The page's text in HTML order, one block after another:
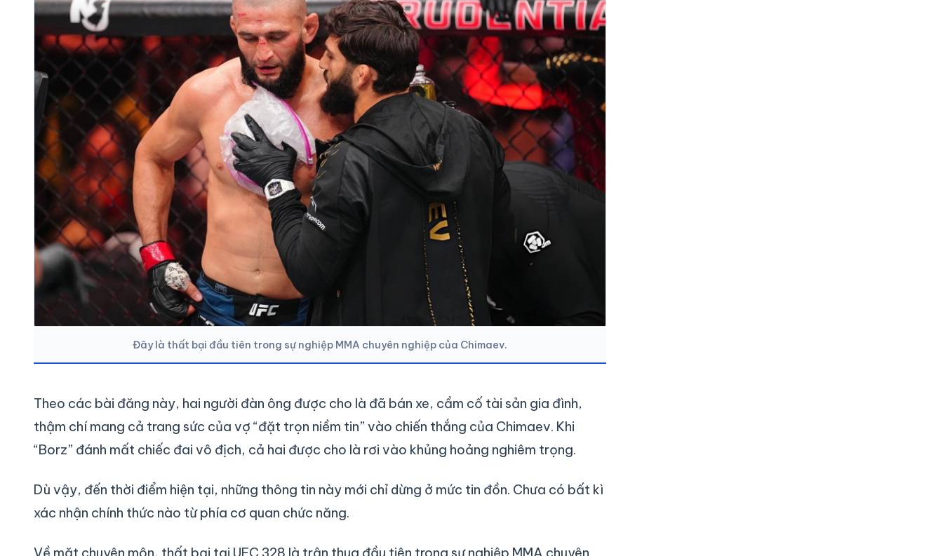
Đây là thất bại đầu tiên trong sự nghiệp MMA chuyên nghiệp của Chimaev.
Theo các bài đăng này, hai người đàn ông được cho là đã bán xe, cầm cố tài sản gia đình,
thậm chí mang cả trang sức của vợ “đặt trọn niềm tin” vào chiến thắng của Chimaev. Khi
“Borz” đánh mất chiếc đai vô địch, cả hai được cho là rơi vào khủng hoảng nghiêm trọng.
Dù vậy, đến thời điểm hiện tại, những thông tin này mới chỉ dừng ở mức tin đồn. Chưa có bất kì
xác nhận chính thức nào từ phía cơ quan chức năng.
Về mặt chuyên môn, thất bại tại UFC 328 là trận thua đầu tiên trong sự nghiệp MMA chuyên